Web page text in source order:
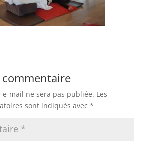
commentaire
e-mail ne sera pas publiée. Les
sont indiqués avec *